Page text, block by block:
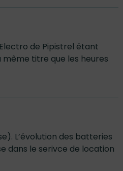
de Pipistrel étant
même titre que les heures
L’évolution des batteries
dans le serivce de location